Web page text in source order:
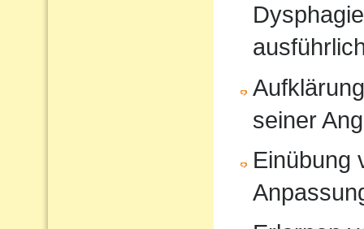
seiner
Einübung